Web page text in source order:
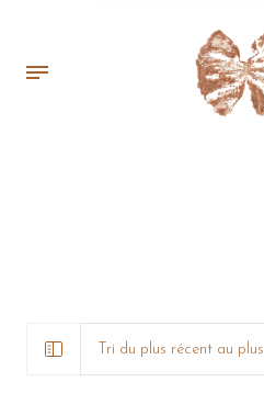
Tri du plus récent au